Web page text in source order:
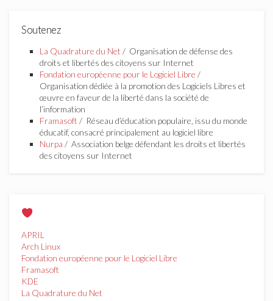
Soutenez
La Quadrature du Net / Organisation de défense des
droits et libertés des citoyens sur Internet
Fondation européenne pour le Logiciel Libre /
Organisation dédiée à la promotion des Logiciels Libres et
œuvre en faveur de la liberté dans la société de
l’information
Framasoft / Réseau d’éducation populaire, issu du monde
éducatif, consacré principalement au logiciel libre
Nurpa / Association belge défendant les droits et libertés
des citoyens sur Internet
APRIL
Arch Linux
Fondation européenne pour le Logiciel Libre
Framasoft
KDE
La Quadrature du Net